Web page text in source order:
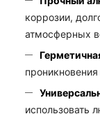
коррозии,
атмосферных
использовать